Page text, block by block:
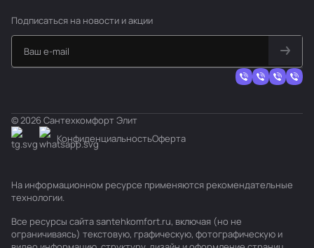
Подписаться на новости и акции
© 2026 Сантехкомфорт Элит
КонфиденциальностьОферта
На информационном ресурсе применяются рекомендательные
технологии.
Все ресурсы сайта santehkomfort.ru, включая (но не
ограничиваясь) текстовую, графическую, фотографическую и